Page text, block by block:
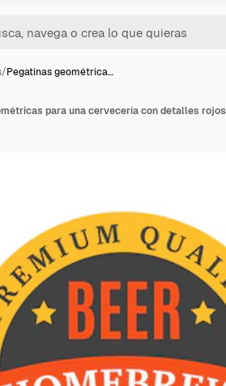
/Pegatinas geométrica…
para una cervecería con detalles rojos